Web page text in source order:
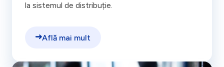
la sistemul de distribuție.
Află mai mult